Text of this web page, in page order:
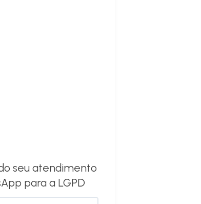
seu atendimento
para a LGPD